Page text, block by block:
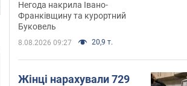
річки. Відео
Негода накрила Івано-
Франківщину та курортний
Буковель
8.08.2026 09:27 20,9 т.
Жінці нарахували 729